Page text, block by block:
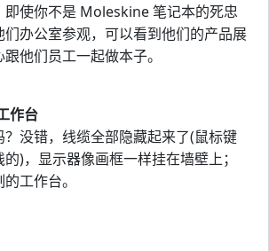
即使你不是 Moleskine 笔记本的死忠
办公室参观，可以看到他们的产品展
他们员工一起做本子。
作台
没错，线缆全部隐藏起来了(鼠标键
)，显示器像画框一样挂在墙壁上；
工作台。